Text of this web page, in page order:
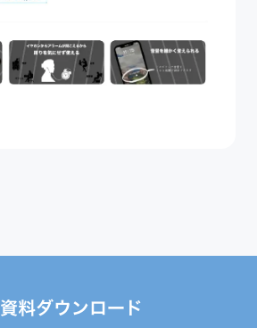
資料ダウンロード